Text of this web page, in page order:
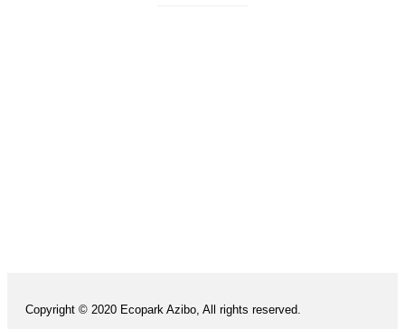
Copyright © 2020 Ecopark Azibo, All rights reserved.